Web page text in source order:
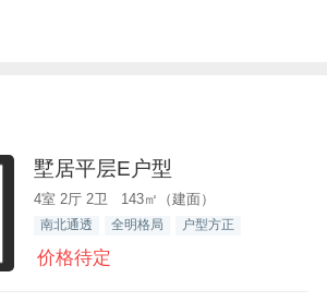
墅居平层E户型
4室 2厅 2卫 143㎡（建面）
南北通透 全明格局 户型方正
价格待定